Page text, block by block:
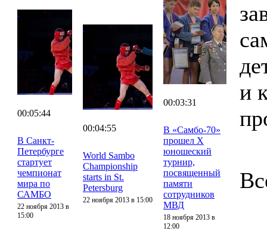
00:05:44
В Санкт-
Петербурге
стартует
чемпионат
мира по
САМБО
22 ноября 2013 в
15:00
00:04:55
World Sambo
Championship
starts in St.
Petersburg
22 ноября 2013 в 15:00
00:03:31
В «Самбо-70»
прошел X
юношеский
турнир,
посвященный
памяти
сотрудников
МВД
18 ноября 2013 в
12:00
и